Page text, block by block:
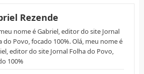
Rezende
nome é Gabriel, editor do site Jornal
do Povo, focado 100%. Olá, meu nome é
editor do site Jornal Folha do Povo,
100%